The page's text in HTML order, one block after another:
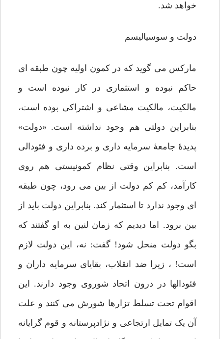
خواهد شد.
دولت و سوسیالیسم
مارکس می گوید که در کمون اولیه چون طبقه ای
حاکم نبوده و استثماری در کار نبوده است و
مالکیت، مالکیت مشاعی و اشتراکی بوده است،
بنابراین دولتی هم وجود نداشته است. «دولت»
پدیدۀ جامعۀ سرمایه داری و برده داری و فئودالی
است. بنابراین وقتی نظام کمونیستی هم روی
کارآمد، کم کم دولت از بین می رود، چون طبقه
ای وجود ندارد تا استثمار کند. بنابراین دولت باید از
بین برود. اما دیدیم که زمان لنین به او گفتند که
بگو دولت منحل شود! گفت: نه، این دولت لازم
است! ، زیرا ضد انقلاب، بقایای سرمایه داران و
فئودالها در درون اتحاد شوروی وجود دارند. این
اقوام تحت تسلط تزارها شورش می کنند و علت
آن یک تمایل ارتجاعی و نژادپرستانه و قوم گرایانه